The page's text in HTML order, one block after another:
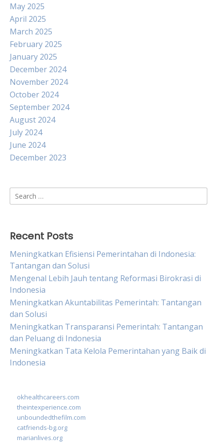
May 2025
April 2025
March 2025
February 2025
January 2025
December 2024
November 2024
October 2024
September 2024
August 2024
July 2024
June 2024
December 2023
Search
for:
Recent Posts
Meningkatkan Efisiensi Pemerintahan di Indonesia:
Tantangan dan Solusi
Mengenal Lebih Jauh tentang Reformasi Birokrasi di
Indonesia
Meningkatkan Akuntabilitas Pemerintah: Tantangan
dan Solusi
Meningkatkan Transparansi Pemerintah: Tantangan
dan Peluang di Indonesia
Meningkatkan Tata Kelola Pemerintahan yang Baik di
Indonesia
okhealthcareers.com
theintexperience.com
unboundedthefilm.com
catfriends-bg.org
marianlives.org